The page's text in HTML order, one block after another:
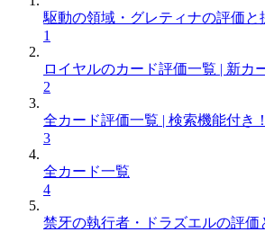
駆動の領域・グレティナの評価と
1
ロイヤルのカード評価一覧 | 新カ
2
全カード評価一覧 | 検索機能付き！
3
全カード一覧
4
禁牙の執行者・ドラズエルの評価